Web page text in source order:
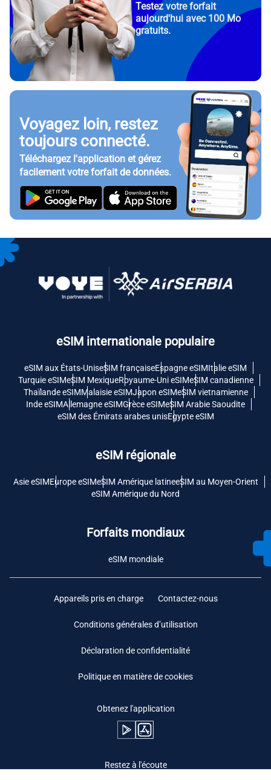
Testez votre forfait
aujourd'hui avec 100 Mo
gratuits.
Voyagez loin, restez
toujours connecté.
Téléchargez l'application et gérez
facilement votre forfait de données.
eSIM internationale populaire
eSIM aux États-UniseSIM françaiseEspagne eSIMItalie eSIM
Turquie eSIMeSIM MexiqueRoyaume-Uni eSIMeSIM canadienne
Thaïlande eSIMMalaisie eSIMJapon eSIMeSIM vietnamienne
Inde eSIMAllemagne eSIMGrèce eSIMeSIM Arabie Saoudite
eSIM des Émirats arabes unisEgypte eSIM
eSIM régionale
Asie eSIMEurope eSIMeSIM Amérique latineeSIM au Moyen-Orient
eSIM Amérique du Nord
Forfaits mondiaux
eSIM mondiale
Appareils pris en charge Contactez-nous
Conditions générales d’utilisation
Déclaration de confidentialité
Politique en matière de cookies
Obtenez l'application
Restez à l'écoute